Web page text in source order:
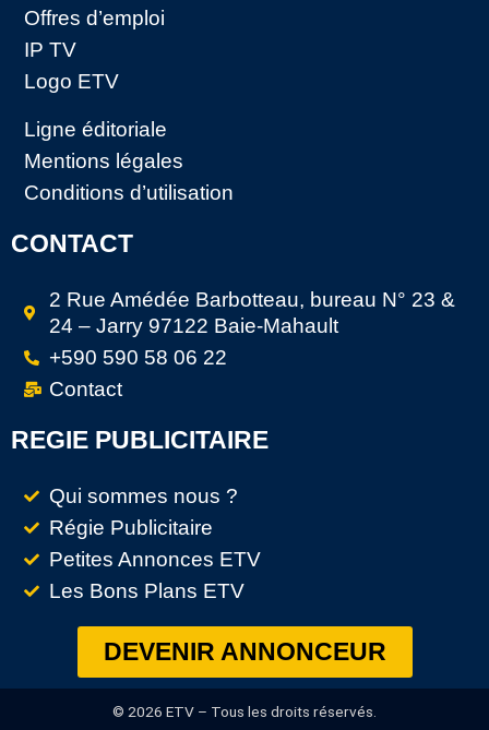
Offres d’emploi
IP TV
Logo ETV
Ligne éditoriale
Mentions légales
Conditions d’utilisation
CONTACT
2 Rue Amédée Barbotteau, bureau N° 23 &
24 – Jarry 97122 Baie-Mahault
+590 590 58 06 22
Contact
REGIE PUBLICITAIRE
Qui sommes nous ?
Régie Publicitaire
Petites Annonces ETV
Les Bons Plans ETV
DEVENIR ANNONCEUR
© 2026 ETV – Tous les droits réservés.